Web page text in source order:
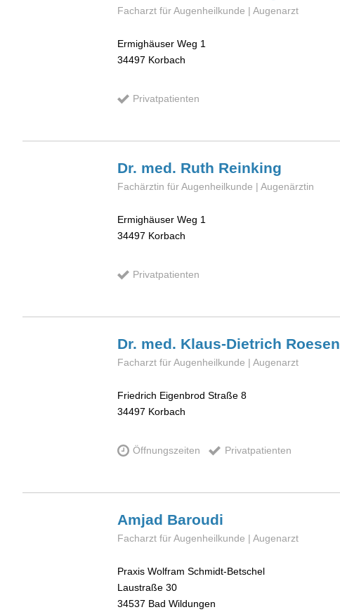
Facharzt für Augenheilkunde | Augenarzt
Ermighäuser Weg 1
34497 Korbach
Privatpatienten
Dr. med. Ruth Reinking
Fachärztin für Augenheilkunde | Augenärztin
Ermighäuser Weg 1
34497 Korbach
Privatpatienten
Dr. med. Klaus-Dietrich Roesen
Facharzt für Augenheilkunde | Augenarzt
Friedrich Eigenbrod Straße 8
34497 Korbach
Öffnungszeiten Privatpatienten
Amjad Baroudi
Facharzt für Augenheilkunde | Augenarzt
Praxis Wolfram Schmidt-Betschel
Laustraße 30
34537 Bad Wildungen